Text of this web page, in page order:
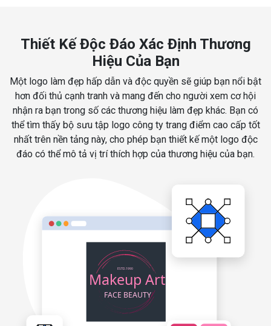
Thiết Kế Độc Đáo Xác Định Thương
Hiệu Của Bạn
Một logo làm đẹp hấp dẫn và độc quyền sẽ giúp bạn nổi bật
hơn đối thủ cạnh tranh và mang đến cho người xem cơ hội
nhận ra bạn trong số các thương hiệu làm đẹp khác. Bạn có
thể tìm thấy bộ sưu tập logo công ty trang điểm cao cấp tốt
nhất trên nền tảng này, cho phép bạn thiết kế một logo độc
đáo có thể mô tả vị trí thích hợp của thương hiệu của bạn.